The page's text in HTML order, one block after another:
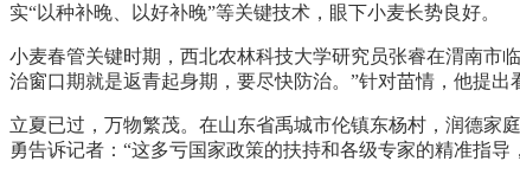
实“以种补晚、以好补晚”等关键技术，眼下小麦长势良好。
小麦春管关键时期，西北农林科技大学研究员张睿在渭南市
治窗口期就是返青起身期，要尽快防治。”针对苗情，他提出
立夏已过，万物繁茂。在山东省禹城市伦镇东杨村，润德家
勇告诉记者：“这多亏国家政策的扶持和各级专家的精准指导